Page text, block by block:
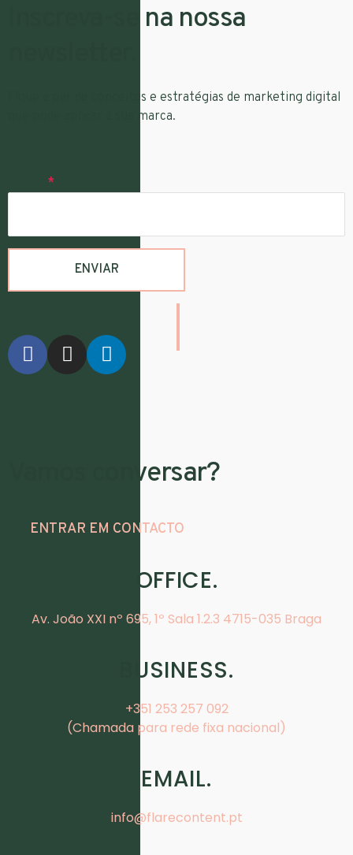
Inscreva-se na nossa
Fique a par de conceitos e estratégias de marketing digital
que pode aplicar à sua marca.
*
Vamos conversar?
ENTRAR EM CONTACTO
OFFICE.
Av. João XXI nº 695, 1º Sala 1.2.3 4715-035 Braga
BUSINESS.
+351 253 257 092
(Chamada para rede fixa nacional)
EMAIL.
info@flarecontent.pt